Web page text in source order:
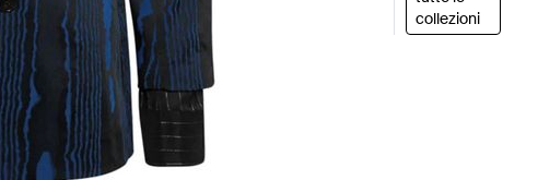
collezioni